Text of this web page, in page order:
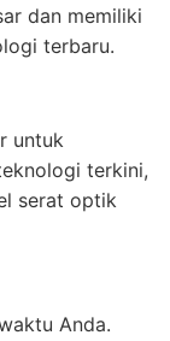
dan memiliki
terbaru.
untuk
terkini,
serat optik
Anda.